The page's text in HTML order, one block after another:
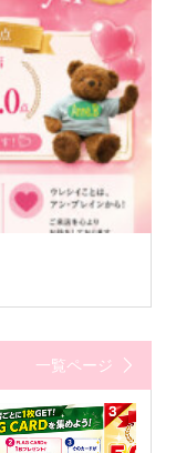
一覧ページ